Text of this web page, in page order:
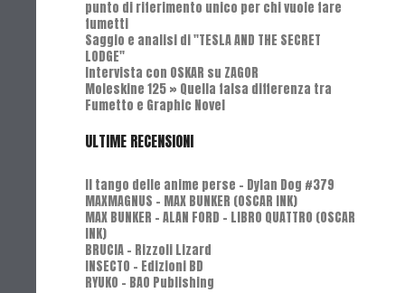
punto di riferimento unico per chi vuole fare
fumetti
Saggio e analisi di "TESLA AND THE SECRET
LODGE"
Intervista con OSKAR su ZAGOR
Moleskine 125 » Quella falsa differenza tra
Fumetto e Graphic Novel
ULTIME RECENSIONI
Il tango delle anime perse - Dylan Dog #379
MAXMAGNUS – MAX BUNKER (OSCAR INK)
MAX BUNKER – ALAN FORD – LIBRO QUATTRO (OSCAR
INK)
BRUCIA - Rizzoli Lizard
INSECTO - Edizioni BD
RYUKO - BAO Publishing